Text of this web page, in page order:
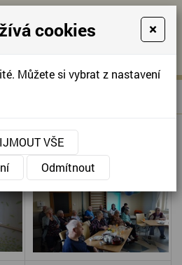
cookies ×
Můžete si vybrat z nastavení
VŠE
Odmítnout